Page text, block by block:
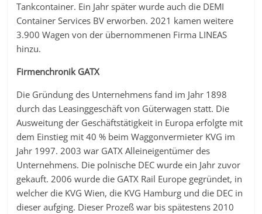
Tankcontainer. Ein Jahr später wurde auch die DEMI
Container Services BV erworben. 2021 kamen weitere
3.900 Wagen von der übernommenen Firma LINEAS
hinzu.
Firmenchronik GATX
Die Gründung des Unternehmens fand im Jahr 1898
durch das Leasinggeschäft von Güterwagen statt. Die
Ausweitung der Geschäftstätigkeit in Europa erfolgte mit
dem Einstieg mit 40 % beim Waggonvermieter KVG im
Jahr 1997. 2003 war GATX Alleineigentümer des
Unternehmens. Die polnische DEC wurde ein Jahr zuvor
gekauft. 2006 wurde die GATX Rail Europe gegründet, in
welcher die KVG Wien, die KVG Hamburg und die DEC in
dieser aufging. Dieser Prozeß war bis spätestens 2010